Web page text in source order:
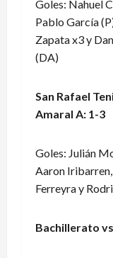
Goles: Nahuel
Pablo García
Zapata x3 y
(DA)
San Rafael
Amaral A: 1-3
Goles: Julián
Aaron
Ferreyra y
Bachillerato